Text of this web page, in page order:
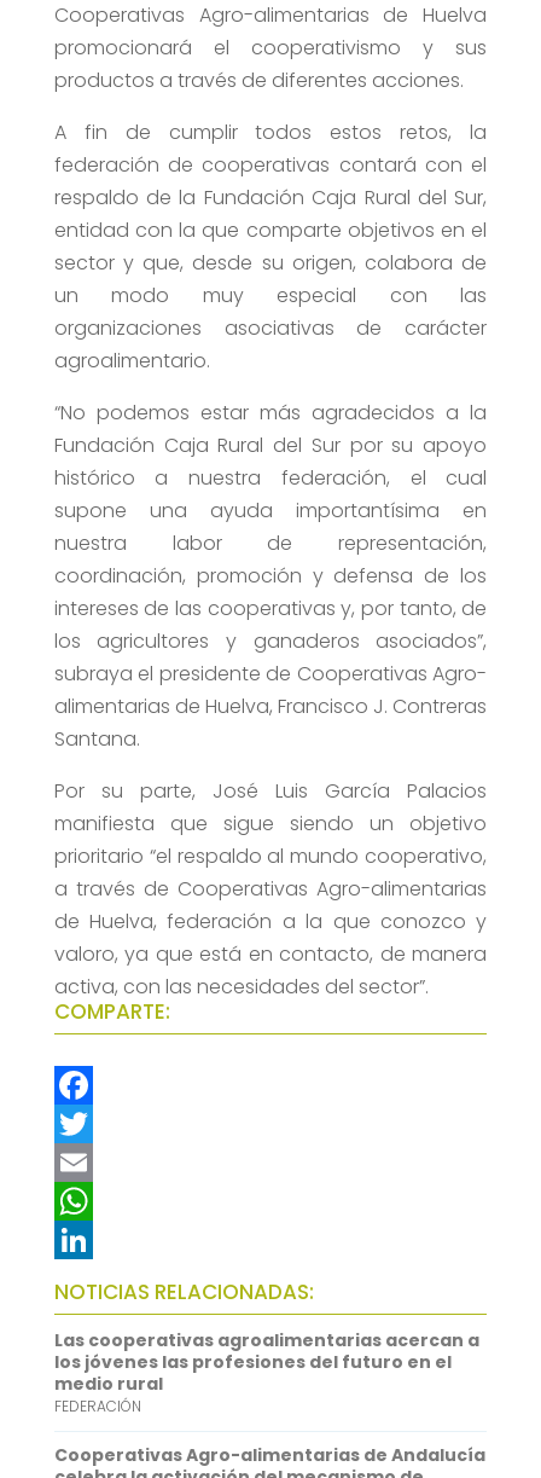
Cooperativas Agro-alimentarias de Huelva
promocionará el cooperativismo y sus
productos a través de diferentes acciones.
A fin de cumplir todos estos retos, la
federación de cooperativas contará con el
respaldo de la Fundación Caja Rural del Sur,
entidad con la que comparte objetivos en el
sector y que, desde su origen, colabora de
un modo muy especial con las
organizaciones asociativas de carácter
agroalimentario.
“No podemos estar más agradecidos a la
Fundación Caja Rural del Sur por su apoyo
histórico a nuestra federación, el cual
supone una ayuda importantísima en
nuestra labor de representación,
coordinación, promoción y defensa de los
intereses de las cooperativas y, por tanto, de
los agricultores y ganaderos asociados”,
subraya el presidente de Cooperativas Agro-
alimentarias de Huelva, Francisco J. Contreras
Santana.
Por su parte, José Luis García Palacios
manifiesta que sigue siendo un objetivo
prioritario “el respaldo al mundo cooperativo,
a través de Cooperativas Agro-alimentarias
de Huelva, federación a la que conozco y
valoro, ya que está en contacto, de manera
activa, con las necesidades del sector”.
COMPARTE:
F
a
c
e
b
o
o
k
T
w
t
t
e
r
E
m
a
i
l
W
h
a
t
s
A
p
L
i
n
k
e
d
NOTICIAS RELACIONADAS:
Las cooperativas agroalimentarias acercan a
los jóvenes las profesiones del futuro en el
medio rural
FEDERACIÓN
Cooperativas Agro-alimentarias de Andalucía